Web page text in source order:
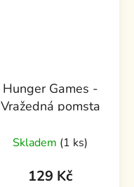
Hunger Games -
Vražedná pomsta
Skladem (1 ks)
129 Kč